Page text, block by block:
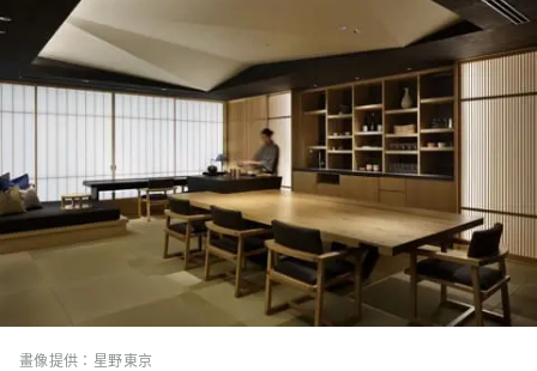
畫像提供：星野東京